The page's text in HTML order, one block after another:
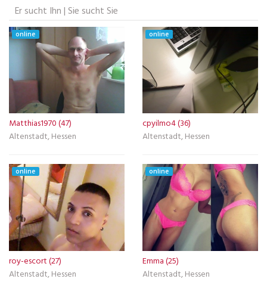
Er sucht Ihn | Sie sucht Sie
online
Matthias1970 (47)
Altenstadt, Hessen
online
cpyilmo4 (36)
Altenstadt, Hessen
online
roy-escort (27)
Altenstadt, Hessen
online
Emma (25)
Altenstadt, Hessen